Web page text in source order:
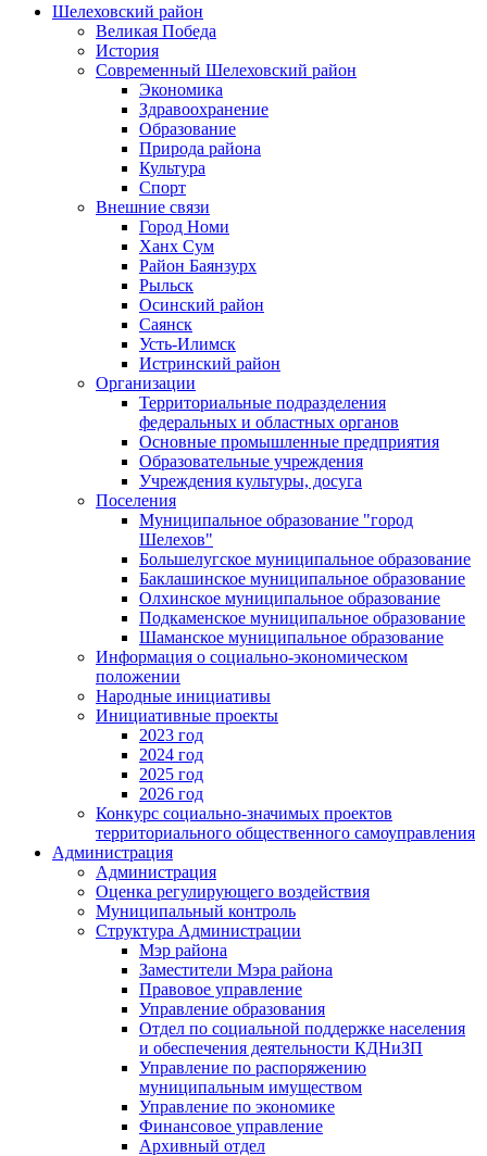
Шелеховский район
Великая Победа
История
Современный Шелеховский район
Экономика
Здравоохранение
Образование
Природа района
Культура
Спорт
Внешние связи
Город Номи
Ханх Сум
Район Баянзурх
Рыльск
Осинский район
Саянск
Усть-Илимск
Истринский район
Организации
Территориальные подразделения
федеральных и областных органов
Основные промышленные предприятия
Образовательные учреждения
Учреждения культуры, досуга
Поселения
Муниципальное образование "город
Шелехов"
Большелугское муниципальное образование
Баклашинское муниципальное образование
Олхинское муниципальное образование
Подкаменское муниципальное образование
Шаманское муниципальное образование
Информация о социально-экономическом
положении
Народные инициативы
Инициативные проекты
2023 год
2024 год
2025 год
2026 год
Конкурс социально-значимых проектов
территориального общественного самоуправления
Администрация
Администрация
Оценка регулирующего воздействия
Муниципальный контроль
Структура Администрации
Мэр района
Заместители Мэра района
Правовое управление
Управление образования
Отдел по социальной поддержке населения
и обеспечения деятельности КДНиЗП
Управление по распоряжению
муниципальным имуществом
Управление по экономике
Финансовое управление
Архивный отдел